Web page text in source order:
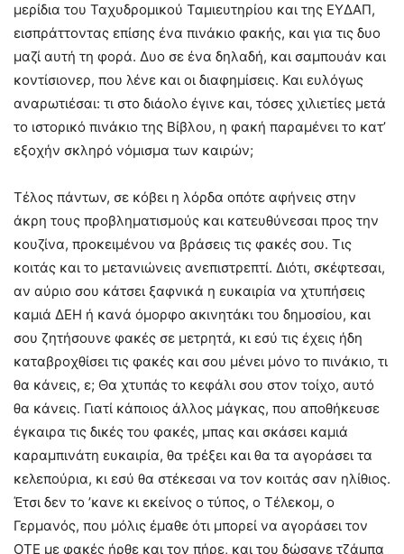
μερίδια του Ταχυδρομικού Ταμιευτηρίου και της ΕΥΔΑΠ,
εισπράττοντας επίσης ένα πινάκιο φακής, και για τις δυο
μαζί αυτή τη φορά. Δυο σε ένα δηλαδή, και σαμπουάν και
κοντίσιονερ, που λένε και οι διαφημίσεις. Και ευλόγως
αναρωτιέσαι: τι στο διάολο έγινε και, τόσες χιλιετίες μετά
το ιστορικό πινάκιο της Βίβλου, η φακή παραμένει το κατ’
εξοχήν σκληρό νόμισμα των καιρών;
Τέλος πάντων, σε κόβει η λόρδα οπότε αφήνεις στην
άκρη τους προβληματισμούς και κατευθύνεσαι προς την
κουζίνα, προκειμένου να βράσεις τις φακές σου. Τις
κοιτάς και το μετανιώνεις ανεπιστρεπτί. Διότι, σκέφτεσαι,
αν αύριο σου κάτσει ξαφνικά η ευκαιρία να χτυπήσεις
καμιά ΔΕΗ ή κανά όμορφο ακινητάκι του δημοσίου, και
σου ζητήσουνε φακές σε μετρητά, κι εσύ τις έχεις ήδη
καταβροχθίσει τις φακές και σου μένει μόνο το πινάκιο, τι
θα κάνεις, ε; Θα χτυπάς το κεφάλι σου στον τοίχο, αυτό
θα κάνεις. Γιατί κάποιος άλλος μάγκας, που αποθήκευσε
έγκαιρα τις δικές του φακές, μπας και σκάσει καμιά
καραμπινάτη ευκαιρία, θα τρέξει και θα τα αγοράσει τα
κελεπούρια, κι εσύ θα στέκεσαι να τον κοιτάς σαν ηλίθιος.
Έτσι δεν το ’κανε κι εκείνος ο τύπος, ο Τέλεκομ, ο
Γερμανός, που μόλις έμαθε ότι μπορεί να αγοράσει τον
ΟΤΕ με φακές ήρθε και τον πήρε, και του δώσανε τζάμπα